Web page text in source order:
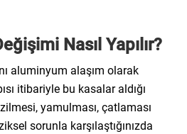
Nasıl Yapılır?
aluminyum alaşım olarak
itibariyle bu kasalar aldığı
yamulması, çatlaması
sorunla karşılaştığınızda